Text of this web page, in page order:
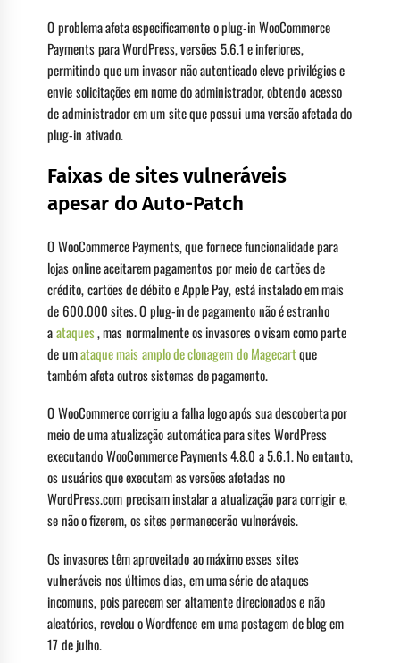
O problema afeta especificamente o plug-in WooCommerce
Payments para WordPress, versões 5.6.1 e inferiores,
permitindo que um invasor não autenticado eleve privilégios e
envie solicitações em nome do administrador, obtendo acesso
de administrador em um site que possui uma versão afetada do
plug-in ativado.
Faixas de sites vulneráveis ​​
apesar do Auto-Patch
O WooCommerce Payments, que fornece funcionalidade para
lojas online aceitarem pagamentos por meio de cartões de
crédito, cartões de débito e Apple Pay, está instalado em mais
de 600.000 sites. O plug-in de pagamento não é estranho
aataques, mas normalmente os invasores o visam como parte
de umataque mais amplo de clonagem do Magecartque
também afeta outros sistemas de pagamento.
O WooCommerce corrigiu a falha logo após sua descoberta por
meio de uma atualização automática para sites WordPress
executando WooCommerce Payments 4.8.0 a 5.6.1. No entanto,
os usuários que executam as versões afetadas no
WordPress.com precisam instalar a atualização para corrigir e,
se não o fizerem, os sites permanecerão vulneráveis.
Os invasores têm aproveitado ao máximo esses sites
vulneráveis ​​nos últimos dias, em uma série de ataques
incomuns, pois parecem ser altamente direcionados e não
aleatórios, revelou o Wordfence em uma postagem de blog em
17 de julho.